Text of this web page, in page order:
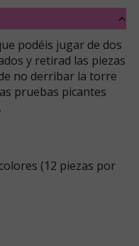
podéis jugar de dos
y retirad las piezas
no derribar la torre
pruebas picantes
(12 piezas por